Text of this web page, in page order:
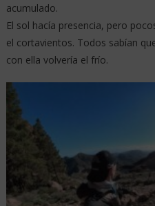
acumulado.
El sol hacía presencia, pero
el cortavientos. Todos sabían
con ella volvería el frío.